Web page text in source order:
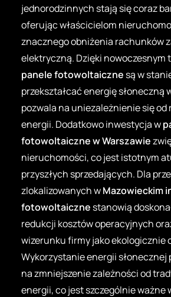
jednorodzinnych stają się coraz
oferując właścicielom
znacznego obniżenia rachunków
elektryczną. Dzięki nowoczesnym
panele fotowoltaiczne są w
przekształcać energię słoneczną
pozwala na uniezależnienie się
energii. Dodatkowo inwestycja w
fotowoltaiczne w Warszawie
nieruchomości, co jest istotnym
przyszłych sprzedających. Dla
zlokalizowanych wMazowieckim
fotowoltaiczne stanowią
redukcji kosztów operacyjnych
wizerunku firmy jako ekologicznie
Wykorzystanie energii słonecznej
na zmniejszenie zależności od
energii, co jest szczególnie ważne